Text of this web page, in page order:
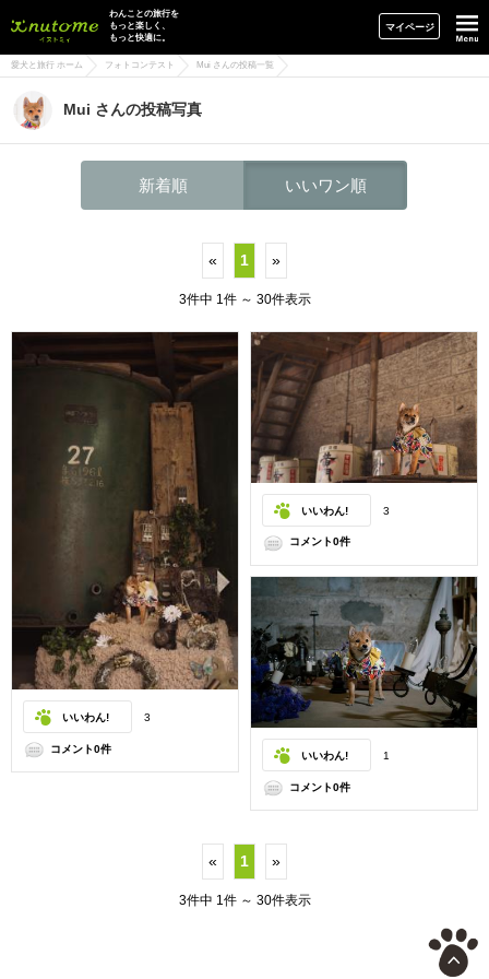
イヌトミィ
わんことの旅行を
もっと楽しく、
もっと快適に。
マイページ
愛犬と旅行 ホーム フォトコンテスト Mui さんの投稿一覧
Mui さんの投稿写真
新着順 いいワン順
« 1 »
3件中 1件 ～ 30件表示
いいわん! 3
コメント0件
いいわん! 3
コメント0件
いいわん! 1
コメント0件
« 1 »
3件中 1件 ～ 30件表示